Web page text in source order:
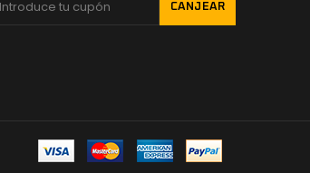
CANJEAR